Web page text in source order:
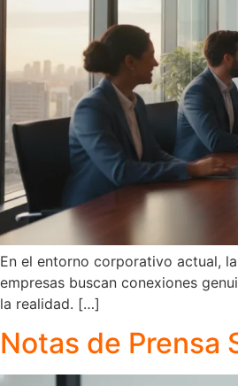
En el entorno corporativo actual,
empresas buscan conexiones
la realidad. […]
Notas de Prensa